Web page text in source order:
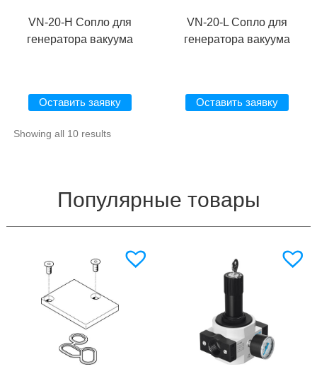
VN-20-H Сопло для
генератора вакуума
Оставить заявку
VN-20-L Сопло для
генератора вакуума
Оставить заявку
Showing all 10 results
Популярные товары